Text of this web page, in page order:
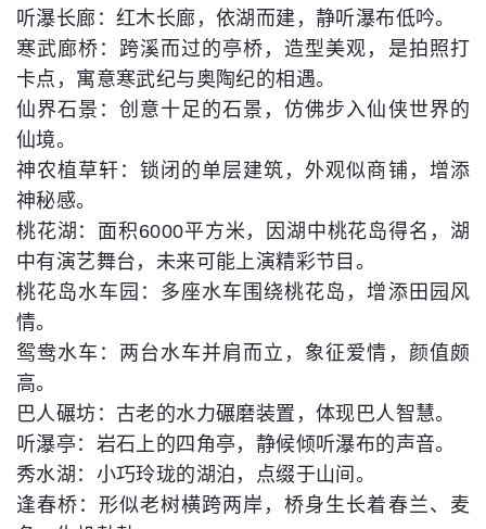
听瀑长廊：红木长廊，依湖而建，静听瀑布低吟。
寒武廊桥：跨溪而过的亭桥，造型美观，是拍照打
卡点，寓意寒武纪与奥陶纪的相遇。
仙界石景：创意十足的石景，仿佛步入仙侠世界的
仙境。
神农植草轩：锁闭的单层建筑，外观似商铺，增添
神秘感。
桃花湖：面积6000平方米，因湖中桃花岛得名，湖
中有演艺舞台，未来可能上演精彩节目。
桃花岛水车园：多座水车围绕桃花岛，增添田园风
情。
鸳鸯水车：两台水车并肩而立，象征爱情，颜值颇
高。
巴人碾坊：古老的水力碾磨装置，体现巴人智慧。
听瀑亭：岩石上的四角亭，静候倾听瀑布的声音。
秀水湖：小巧玲珑的湖泊，点缀于山间。
逢春桥：形似老树横跨两岸，桥身生长着春兰、麦